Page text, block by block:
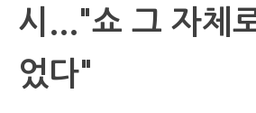
시..."쇼 그 자체
었다"